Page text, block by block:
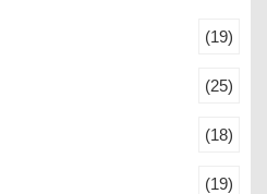
(19)
(25)
(18)
(19)